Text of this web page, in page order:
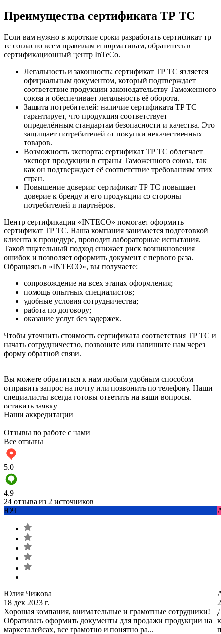
Преимущества сертификата ТР ТС
Если вам нужно в короткие сроки разработать сертификат тр
тс согласно всем правилам и нормативам, обратитесь в
сертификационный центр InTeCo.
Легальность и законность: сертификат ТР ТС является
официальным документом, который подтверждает
соответствие продукции законодательству Таможенного
союза и обеспечивает легальность её оборота.
Защита потребителей: наличие сертификата ТР ТС
гарантирует, что продукция соответствует
определённым стандартам безопасности и качества. Это
защищает потребителей от покупки некачественных
товаров.
Возможность экспорта: сертификат ТР ТС облегчает
экспорт продукции в страны Таможенного союза, так
как он подтверждает её соответствие требованиям этих
стран.
Повышение доверия: сертификат ТР ТС повышает
доверие к бренду и его продукции со стороны
потребителей и партнёров.
Центр сертификации «INTECO» помогает оформить
сертификат ТР ТС. Наша компания занимается подготовкой
клиента к процедуре, проводит лабораторные испытания.
Такой тщательный подход снижает риск возникновения
ошибок и позволяет оформить документ с первого раза.
Обращаясь в «INTECO», вы получаете:
сопровождение на всех этапах оформления;
помощь опытных специалистов;
удобные условия сотрудничества;
работа по договору;
оказание услуг без задержек.
Чтобы уточнить стоимость сертификата соответствия ТР ТС и
начать сотрудничество, позвоните или напишите нам через
форму обратной связи.
Вы можете обратиться к нам любым удобным способом —
отправить запрос на почту или позвонить по телефону. Наши
специалисты всегда готовы ответить на ваши вопросы.
оставить заявку
Наши аккредитации
Отзывы по работе с нами
Все отзывы
5.0
4.9
24 отзыва из 2 источников
ЮЧ
Юлия Чижова
18 дек 2023 г.
Хорошая компания, внимательные и грамотные сотрудники!
Обратилась оформить документы для продажи продукции на
маркеталейсах, все грамотно и понятно ра...